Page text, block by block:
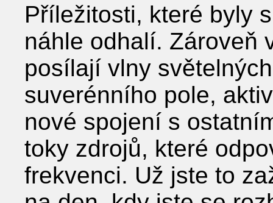
Příležitosti, které byly
náhle odhalí. Zároveň
posílají vlny
suverénního pole,
nové spojení s
toky zdrojů, které
frekvenci. Už jste to